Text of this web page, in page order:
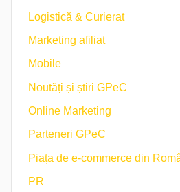
Logistică & Curierat
Marketing afiliat
Mobile
Noutăți și știri GPeC
Online Marketing
Parteneri GPeC
Piața de e-commerce din
PR